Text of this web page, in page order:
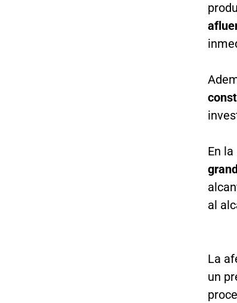
En
al
La
un